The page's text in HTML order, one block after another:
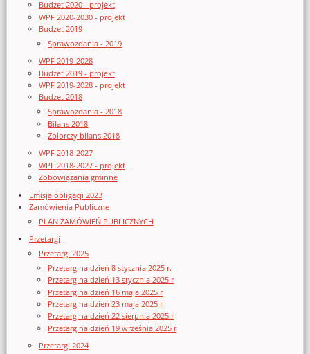
Budżet 2020 - projekt
WPF 2020-2030 - projekt
Budżet 2019
Sprawozdania - 2019
WPF 2019-2028
Budżet 2019 - projekt
WPF 2019-2028 - projekt
Budżet 2018
Sprawozdania - 2018
Bilans 2018
Zbiorczy bilans 2018
WPF 2018-2027
WPF 2018-2027 - projekt
Zobowiązania gminne
Emisja obligacji 2023
Zamówienia Publiczne
PLAN ZAMÓWIEŃ PUBLICZNYCH
Przetargi
Przetargi 2025
Przetarg na dzień 8 stycznia 2025 r.
Przetarg na dzień 13 stycznia 2025 r
Przetarg na dzień 16 maja 2025 r
Przetarg na dzień 23 maja 2025 r
Przetarg na dzień 22 sierpnia 2025 r
Przetarg na dzień 19 września 2025 r
Przetargi 2024